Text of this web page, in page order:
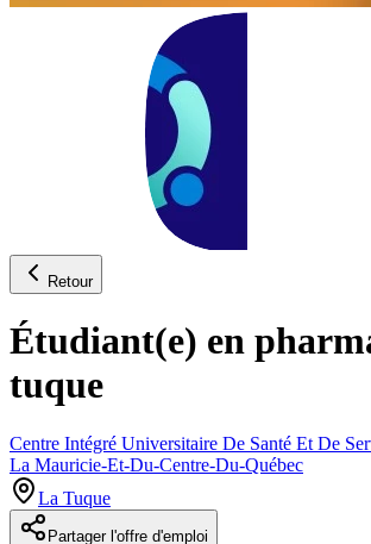
Retour
Étudiant(e) en
tuque
Centre Intégré Universitaire De Santé Et De
La Mauricie-Et-Du-Centre-Du-Québec
La Tuque
Partager l'offre d'emploi